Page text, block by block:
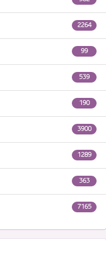
2264
99
539
190
3900
1289
363
7165